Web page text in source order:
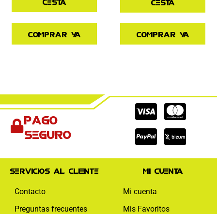
Comprar ya Comprar ya
Pago
seguro
Cc-
visa
Cc-
Cc-
paypal
Servicios al cliente
Contacto
Preguntas frecuentes
Mi cuenta
Mi cuenta
Mis Favoritos